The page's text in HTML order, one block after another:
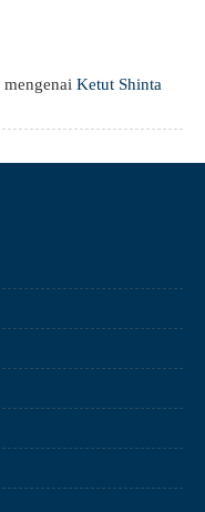
mengenai Ketut Shinta